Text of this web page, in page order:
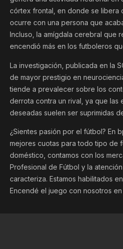
córtex frontal, en donde se libera
ocurre con una persona que
Incluso, la amígdala cerebral que
encendió más en los futboleros
La investigación, publicada en la
de mayor prestigio en
tiende a prevalecer sobre los
derrota contra un rival, ya que las
deseadas suelen ser suprimidas
¿Sientes pasión por el fútbol? En
mejores cuotas para todo tipo de
doméstico, contamos con los
Profesional de Fútbol y la
caracteriza. Estamos habilitados
Encendé el juego con nosotros en